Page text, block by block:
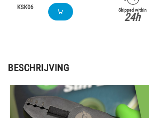
KSK06 Shipped within
24h
BESCHRIJVING